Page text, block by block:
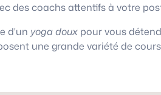
des coachs attentifs à votre
d'un yoga doux pour vous
une grande variété de